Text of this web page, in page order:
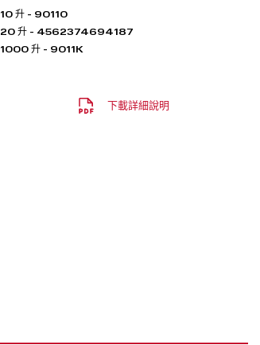
10 升 - 90110
20 升 - 4562374694187
1000 升 - 9011K
下載詳細說明